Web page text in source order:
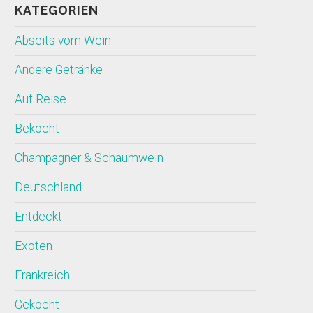
KATEGORIEN
Abseits vom Wein
Andere Getränke
Auf Reise
Bekocht
Champagner & Schaumwein
Deutschland
Entdeckt
Exoten
Frankreich
Gekocht